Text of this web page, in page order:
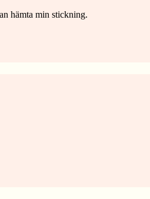
hämta min stickning.